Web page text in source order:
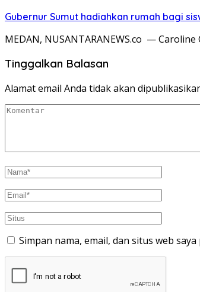
Gubernur Sumut hadiahkan rumah bagi
MEDAN, NUSANTARANEWS.co —
Tinggalkan Balasan
Alamat email Anda tidak akan
Simpan nama, email, dan situs web